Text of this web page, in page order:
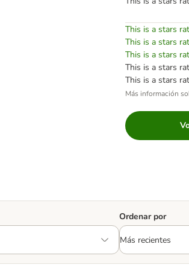
This is a stars
This is a stars
This is a stars
This is a stars
This is a stars
Más información
Ordenar por